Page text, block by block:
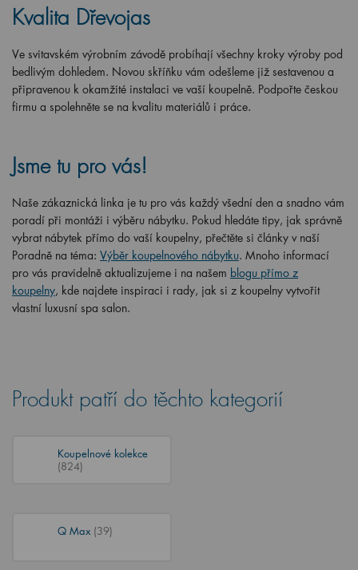
Kvalita Dřevojas
Ve svitavském výrobním závodě probíhají všechny kroky výroby pod
bedlivým dohledem. Novou skříňku vám odešleme již sestavenou a
připravenou k okamžité instalaci ve vaší koupelně. Podpořte českou
firmu a spolehněte se na kvalitu materiálů i práce.
Jsme tu pro vás!
Naše zákaznická linka je tu pro vás každý všední den a snadno vám
poradí při montáži i výběru nábytku. Pokud hledáte tipy, jak správně
vybrat nábytek přímo do vaší koupelny, přečtěte si články v naší
Poradně na téma: Výběr koupelnového nábytku. Mnoho informací
pro vás pravidelně aktualizujeme i na našem blogu přímo z
koupelny, kde najdete inspiraci i rady, jak si z koupelny vytvořit
vlastní luxusní spa salon.
Produkt patří do těchto kategorií
Koupelnové kolekce
(824)
Q Max (39)